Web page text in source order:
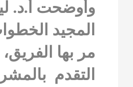
وأوضحت أ.د.
المجيد
مر بها
التقدم